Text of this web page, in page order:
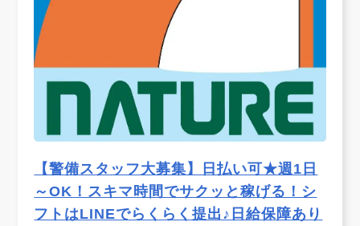
【警備スタッフ大募集】日払い可★週1日
～OK！スキマ時間でサクッと稼げる！シ
フトはLINEでらくらく提出♪日給保障あり